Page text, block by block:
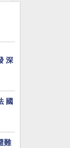
深
國
難